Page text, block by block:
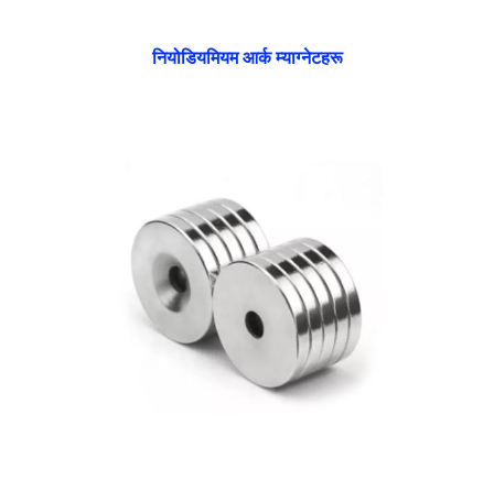
नियोडियमियम आर्क म्याग्नेटहरू